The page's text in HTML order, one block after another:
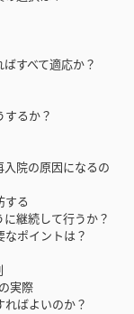
すべて適応か？
るか？
院の原因になるの
る
継続して行うか？
ポイントは？
実際
ばよいのか？